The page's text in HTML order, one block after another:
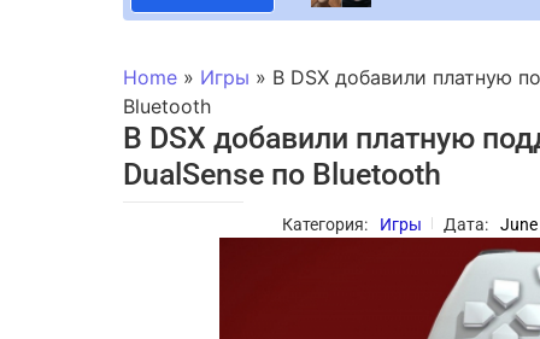
Сюжет,
Maneskin
Жіноча еротична
BTS вернулись с
Главы вместо
Тим Бёртон
Создатели
Home » Игры » В DSX добавили платную
Bluetooth
В DSX добавили платную
DualSense по Bluetooth
Категория: Игры Дата: June